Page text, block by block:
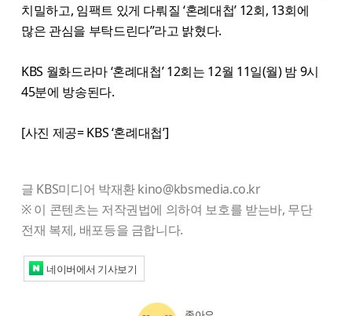
치밀하고, 임팩트 있게 다뤄질 ‘혼례대첩’ 12회, 13회에
많은 관심을 부탁드린다”라고 밝혔다.
KBS 월화드라마 ‘혼례대첩’ 12회는 12월 11일(월) 밤 9시
45분에 방송된다.
[사진 제공= KBS ‘혼례대첩’]
글 KBS미디어 박재환 kino@kbsmedia.co.kr
※ 이 콘텐츠는 저작권법에 의하여 보호를 받는바, 무단
전재 복제, 배포등을 금합니다.
네이버에서 기사보기